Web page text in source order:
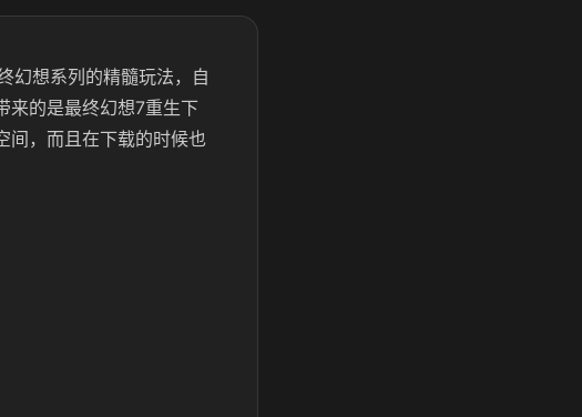
幻想系列的精髓玩法，自
来的是最终幻想7重生下
间，而且在下载的时候也